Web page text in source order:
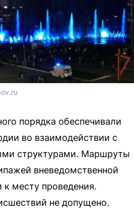
порядка обеспечивали
во взаимодействии с
структурами. Маршруты
вневедомственной
месту проведения.
не допущено.